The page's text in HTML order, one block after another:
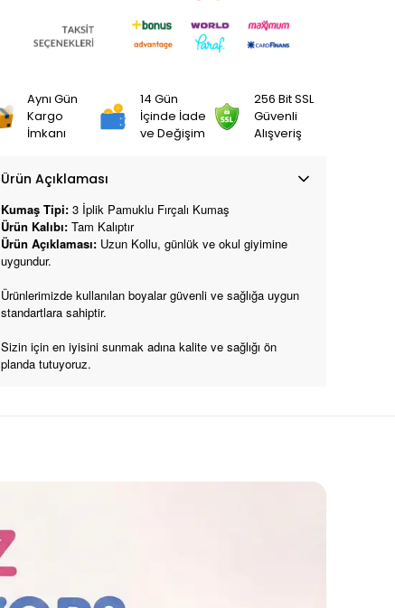
Aynı Gün
Kargo
İmkanı
14 Gün
İçinde İade
ve Değişim
256 Bit SSL
Güvenli
Alışveriş
Ürün Açıklaması
Kumaş Tipi: 3 İplik Pamuklu Fırçalı Kumaş
Ürün Kalıbı: Tam Kalıptır
Ürün Açıklaması: Uzun Kollu, günlük ve okul giyimine
uygundur.
Ürünlerimizde kullanılan boyalar güvenli ve sağlığa uygun
standartlara sahiptir.
Sizin için en iyisini sunmak adına kalite ve sağlığı ön
planda tutuyoruz.